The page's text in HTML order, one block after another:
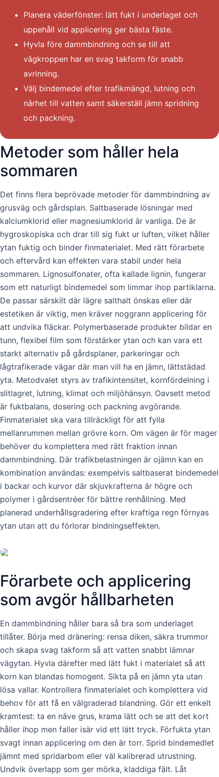
Planera väderfönster: lätt fukt i underlaget och
uppehåll vid applicering ger bästa fäste.
Hyvla före dammbindning och se till att
vägkroppen har en svag takform för snabb
avrinning.
Välj bindemedel efter trafikmängd, lutning och
närhet till vatten samt säkerställ jämn spridning
och packning.
Metoder som håller hela
sommaren
Det finns flera beprövade metoder för dammbindning av
grusväg och gårdsplan. Saltbaserade lösningar med
kalciumklorid eller magnesiumklorid är vanliga. De är
hygroskopiska och drar till sig fukt ur luften, vilket håller
ytan fuktig och binder finmaterialet. Med rätt förarbete
och eftervård kan effekten vara stabil under hela
sommaren. Lignosulfonater, ofta kallade lignin, fungerar
som ett naturligt bindemedel som limmar ihop partiklarna.
De passar särskilt där lägre salthalt önskas eller där
estetiken är viktig, men kräver noggrann applicering för
att undvika fläckar. Polymerbaserade produkter bildar en
tunn, flexibel film som förstärker ytan och kan vara ett
starkt alternativ på gårdsplaner, parkeringar och
lågtrafikerade vägar där man vill ha en jämn, lättstädad
yta. Metodvalet styrs av trafikintensitet, kornfördelning i
slitlagret, lutning, klimat och miljöhänsyn. Oavsett metod
är fuktbalans, dosering och packning avgörande.
Finmaterialet ska vara tillräckligt för att fylla
mellanrummen mellan grövre korn. Om vägen är för mager
behöver du komplettera med rätt fraktion innan
dammbindning. Där trafikbelastningen är ojämn kan en
kombination användas: exempelvis saltbaserat bindemedel
i backar och kurvor där skjuvkrafterna är högre och
polymer i gårdsentréer för bättre renhållning. Med
planerad underhållsgradering efter kraftiga regn förnyas
ytan utan att du förlorar bindningseffekten.
Förarbete och applicering
som avgör hållbarheten
En dammbindning håller bara så bra som underlaget
tillåter. Börja med dränering: rensa diken, säkra trummor
och skapa svag takform så att vatten snabbt lämnar
vägytan. Hyvla därefter med lätt fukt i materialet så att
korn kan blandas homogent. Sikta på en jämn yta utan
lösa vallar. Kontrollera finmaterialet och komplettera vid
behov för att få en välgraderad blandning. Gör ett enkelt
kramtest: ta en näve grus, krama lätt och se att det kort
håller ihop men faller isär vid ett lätt tryck. Förfukta ytan
svagt innan applicering om den är torr. Sprid bindemedlet
jämnt med spridarbom eller väl kalibrerad utrustning.
Undvik överlapp som ger mörka, kladdiga fält. Låt